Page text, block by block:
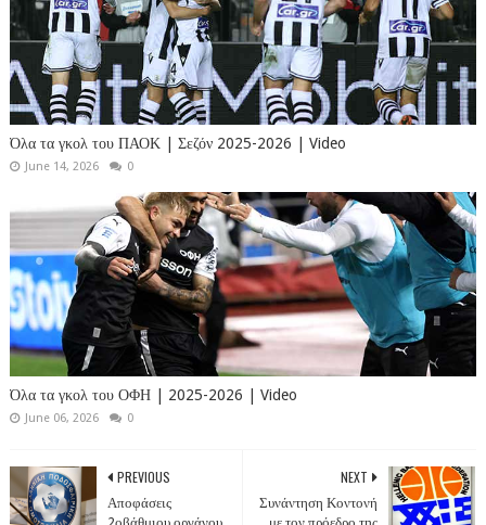
Όλα τα γκολ του ΠΑΟΚ | Σεζόν 2025-2026 | Video
June 14, 2026 0
Όλα τα γκολ του ΟΦΗ | 2025-2026 | Video
June 06, 2026 0
NEXT
Συνάντηση Κοντονή
PREVIOUS
Αποφάσεις